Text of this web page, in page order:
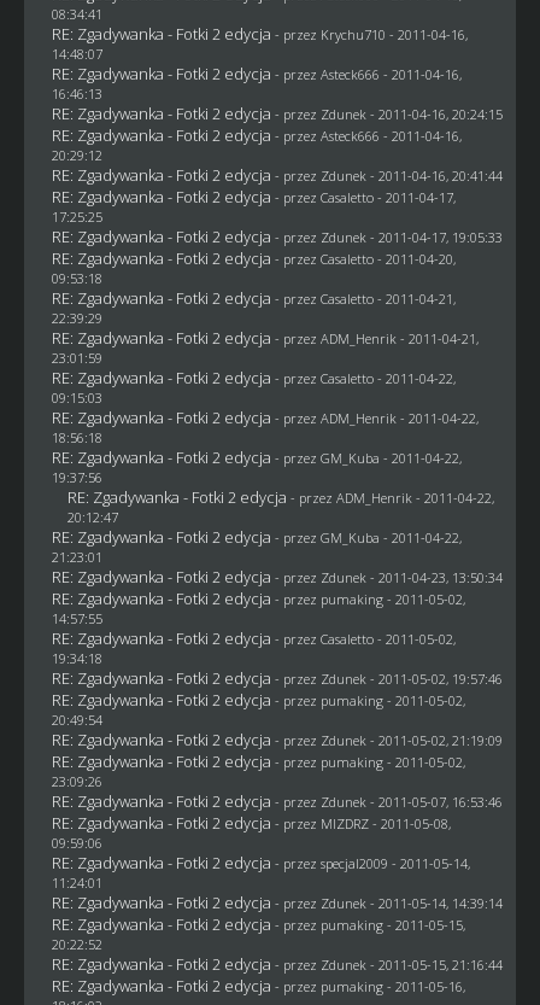
08:34:41
RE: Zgadywanka - Fotki 2 edycja - przez Krychu710 - 2011-04-16,
14:48:07
RE: Zgadywanka - Fotki 2 edycja - przez Asteck666 - 2011-04-16,
16:46:13
RE: Zgadywanka - Fotki 2 edycja - przez Zdunek - 2011-04-16, 20:24:15
RE: Zgadywanka - Fotki 2 edycja - przez Asteck666 - 2011-04-16,
20:29:12
RE: Zgadywanka - Fotki 2 edycja - przez Zdunek - 2011-04-16, 20:41:44
RE: Zgadywanka - Fotki 2 edycja - przez Casaletto- 2011-04-17,
17:25:25
RE: Zgadywanka - Fotki 2 edycja - przez Zdunek - 2011-04-17, 19:05:33
RE: Zgadywanka - Fotki 2 edycja - przez Casaletto- 2011-04-20,
09:53:18
RE: Zgadywanka - Fotki 2 edycja - przez Casaletto- 2011-04-21,
22:39:29
RE: Zgadywanka - Fotki 2 edycja - przez ADM_Henrik - 2011-04-21,
23:01:59
RE: Zgadywanka - Fotki 2 edycja - przez Casaletto- 2011-04-22,
09:15:03
RE: Zgadywanka - Fotki 2 edycja - przez ADM_Henrik - 2011-04-22,
18:56:18
RE: Zgadywanka - Fotki 2 edycja - przez GM_Kuba - 2011-04-22,
19:37:56
RE: Zgadywanka - Fotki 2 edycja - przez ADM_Henrik - 2011-04-22,
20:12:47
RE: Zgadywanka - Fotki 2 edycja - przez GM_Kuba - 2011-04-22,
21:23:01
RE: Zgadywanka - Fotki 2 edycja - przez Zdunek - 2011-04-23, 13:50:34
RE: Zgadywanka - Fotki 2 edycja - przez pumaking- 2011-05-02,
14:57:55
RE: Zgadywanka - Fotki 2 edycja - przez Casaletto- 2011-05-02,
19:34:18
RE: Zgadywanka - Fotki 2 edycja - przez Zdunek - 2011-05-02, 19:57:46
RE: Zgadywanka - Fotki 2 edycja - przez pumaking- 2011-05-02,
20:49:54
RE: Zgadywanka - Fotki 2 edycja - przez Zdunek - 2011-05-02, 21:19:09
RE: Zgadywanka - Fotki 2 edycja - przez pumaking- 2011-05-02,
23:09:26
RE: Zgadywanka - Fotki 2 edycja - przez Zdunek - 2011-05-07, 16:53:46
RE: Zgadywanka - Fotki 2 edycja - przez MIZDRZ- 2011-05-08,
09:59:06
RE: Zgadywanka - Fotki 2 edycja - przez specjal2009 - 2011-05-14,
11:24:01
RE: Zgadywanka - Fotki 2 edycja - przez Zdunek - 2011-05-14, 14:39:14
RE: Zgadywanka - Fotki 2 edycja - przez pumaking- 2011-05-15,
20:22:52
RE: Zgadywanka - Fotki 2 edycja - przez Zdunek - 2011-05-15, 21:16:44
RE: Zgadywanka - Fotki 2 edycja - przez pumaking- 2011-05-16,